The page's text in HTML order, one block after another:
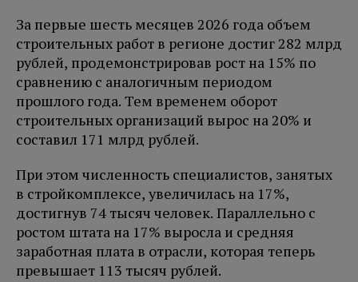
За первые шесть месяцев 2026 года объем
строительных работ в регионе достиг 282 млрд
рублей, продемонстрировав рост на 15% по
сравнению с аналогичным периодом
прошлого года. Тем временем оборот
строительных организаций вырос на 20% и
составил 171 млрд рублей.
При этом численность специалистов, занятых
в стройкомплексе, увеличилась на 17%,
достигнув 74 тысяч человек. Параллельно с
ростом штата на 17% выросла и средняя
заработная плата в отрасли, которая теперь
превышает 113 тысяч рублей.